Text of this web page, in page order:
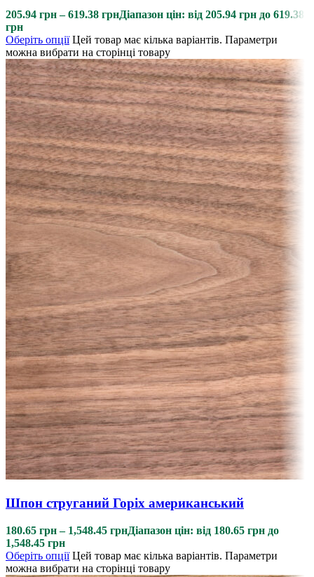
205.94 грн – 619.38 грнДіапазон цін: від 205.94 грн до 619.38
грн
Оберіть опції Цей товар має кілька варіантів. Параметри
можна вибрати на сторінці товару
Шпон струганий Горіх американський
180.65 грн – 1,548.45 грнДіапазон цін: від 180.65 грн до
1,548.45 грн
Оберіть опції Цей товар має кілька варіантів. Параметри
можна вибрати на сторінці товару